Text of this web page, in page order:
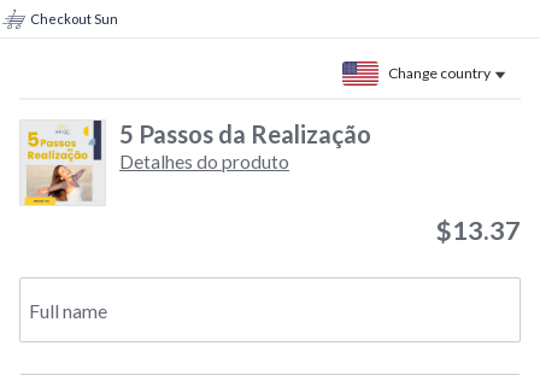
Checkout Sun
Change country
5 Passos da Realização
Detalhes do produto
$13.37
Full name